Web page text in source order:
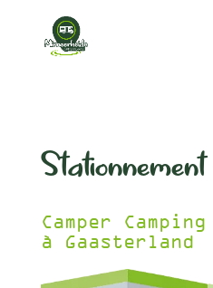
Camper
à Gaasterland